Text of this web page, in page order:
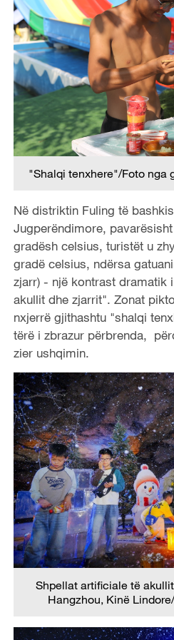
"Shalqi tenxhere"/Foto nga
Në distriktin Fuling të
Jugperëndimore,
gradësh celsius, turistët u
gradë celsius, ndërsa
zjarr) - një kontrast dramatik
akullit dhe zjarrit". Zonat
nxjerrë gjithashtu "shalqi
tërë i zbrazur përbrenda,
zier ushqimin.
Shpellat artificiale të
Hangzhou, Kinë